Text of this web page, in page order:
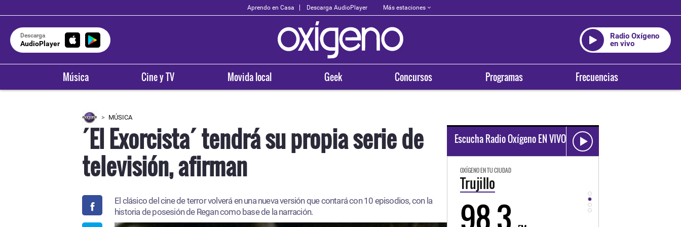
Aprendo en Casa Descarga AudioPlayer Más estaciones
Descarga
AudioPlayer
Radio Oxígeno
en vivo
Música Cine y TV Movida local Geek Concursos Programas Frecuencias
MÚSICA
´El Exorcista´ tendrá su propia serie de
televisión, afirman
El clásico del cine de terror volverá en una nueva versión que contará con 10 episodios, con la
historia de posesión de Regan como base de la narración.
Escucha Radio Oxígeno EN VIVO
93.5
OXÍGENO EN TU CIUDAD
Trujillo
98.3 94.3